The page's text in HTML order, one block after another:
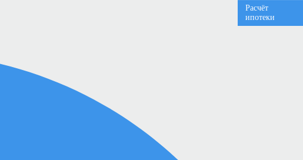
Расчёт
ипотеки